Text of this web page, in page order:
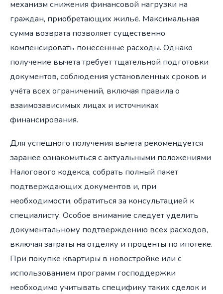
механизм снижения финансовой нагрузки на
граждан, приобретающих жильё. Максимальная
сумма возврата позволяет существенно
компенсировать понесённые расходы. Однако
получение вычета требует тщательной подготовки
документов, соблюдения установленных сроков и
учёта всех ограничений, включая правила о
взаимозависимых лицах и источниках
финансирования.
Для успешного получения вычета рекомендуется
заранее ознакомиться с актуальными положениями
Налогового кодекса, собрать полный пакет
подтверждающих документов и, при
необходимости, обратиться за консультацией к
специалисту. Особое внимание следует уделить
документальному подтверждению всех расходов,
включая затраты на отделку и проценты по ипотеке.
При покупке квартиры в новостройке или с
использованием программ господдержки
необходимо учитывать специфику таких сделок и